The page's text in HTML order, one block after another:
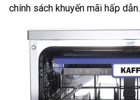
chính sách khuyến mãi hấp dẫn.